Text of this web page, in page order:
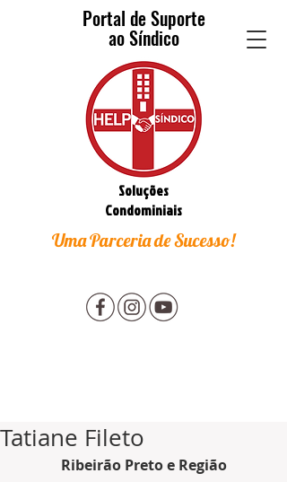
Portal de Suporte
ao Síndico
Soluções
Condominiais
Uma Parceria de Sucesso!
Tatiane Fileto
Ribeirão Preto e Região